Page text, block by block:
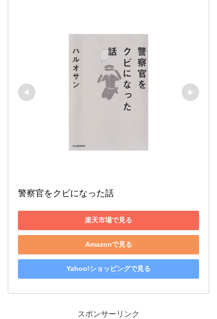
警察官をクビになった話
楽天市場で見る
Amazonで見る
Yahoo!ショッピングで見る
スポンサーリンク